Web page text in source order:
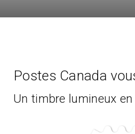
Postes Canada
Un timbre lumineux